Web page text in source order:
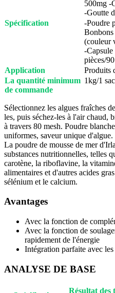
500mg -
-Goutte
Spécification
-Poudre
Bonbons
(couleur
-
pièces/
Application
Produits
La quantité minimum
de commande
1kg/1
Sélectionnez les algues fraîches
les, puis séchez-les à l'air chaud,
à travers 80 mesh. Poudre
uniformes, saveur unique d'algue.
La poudre de mousse de mer
substances nutritionnelles, telles
carotène, la riboflavine, la
alimentaires et d'autres acides
sélénium et le calcium.
Avantages
Avec la fonction de
Avec la fonction de
rapidement de l'énergie
Intégration parfaite avec
ANALYSE DE BASE
Résultat des